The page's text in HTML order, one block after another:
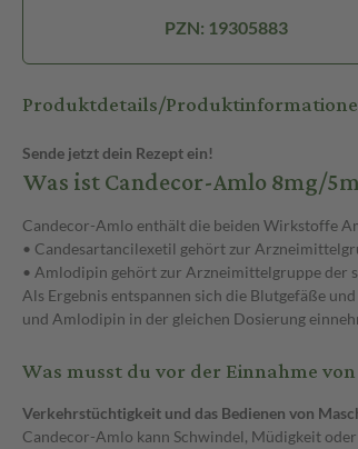
PZN: 19305883
Produktdetails/
Sende jetzt dein Rezept ein!
Was ist Candecor-Amlo 8mg/
Candecor-Amlo enthält die beiden Wirkstoffe
• Candesartancilexetil gehört zur
• Amlodipin gehört zur Arzneimittelgruppe der
Als Ergebnis entspannen sich die Blutgefäße
und Amlodipin in der gleichen Dosierung
Was musst du vor der Einnahme
Verkehrstüchtigkeit und das Bedienen von
Candecor-Amlo kann Schwindel, Müdigkeit